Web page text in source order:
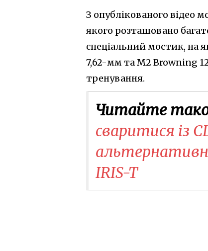
З опублікованого відео
якого розташовано
спеціальний мостик, на
7,62-мм та M2 Browning
тренування.
Читайте
сваритися із
IRIS-T